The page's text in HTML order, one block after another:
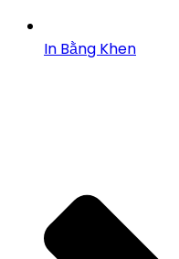
In Bằng Khen